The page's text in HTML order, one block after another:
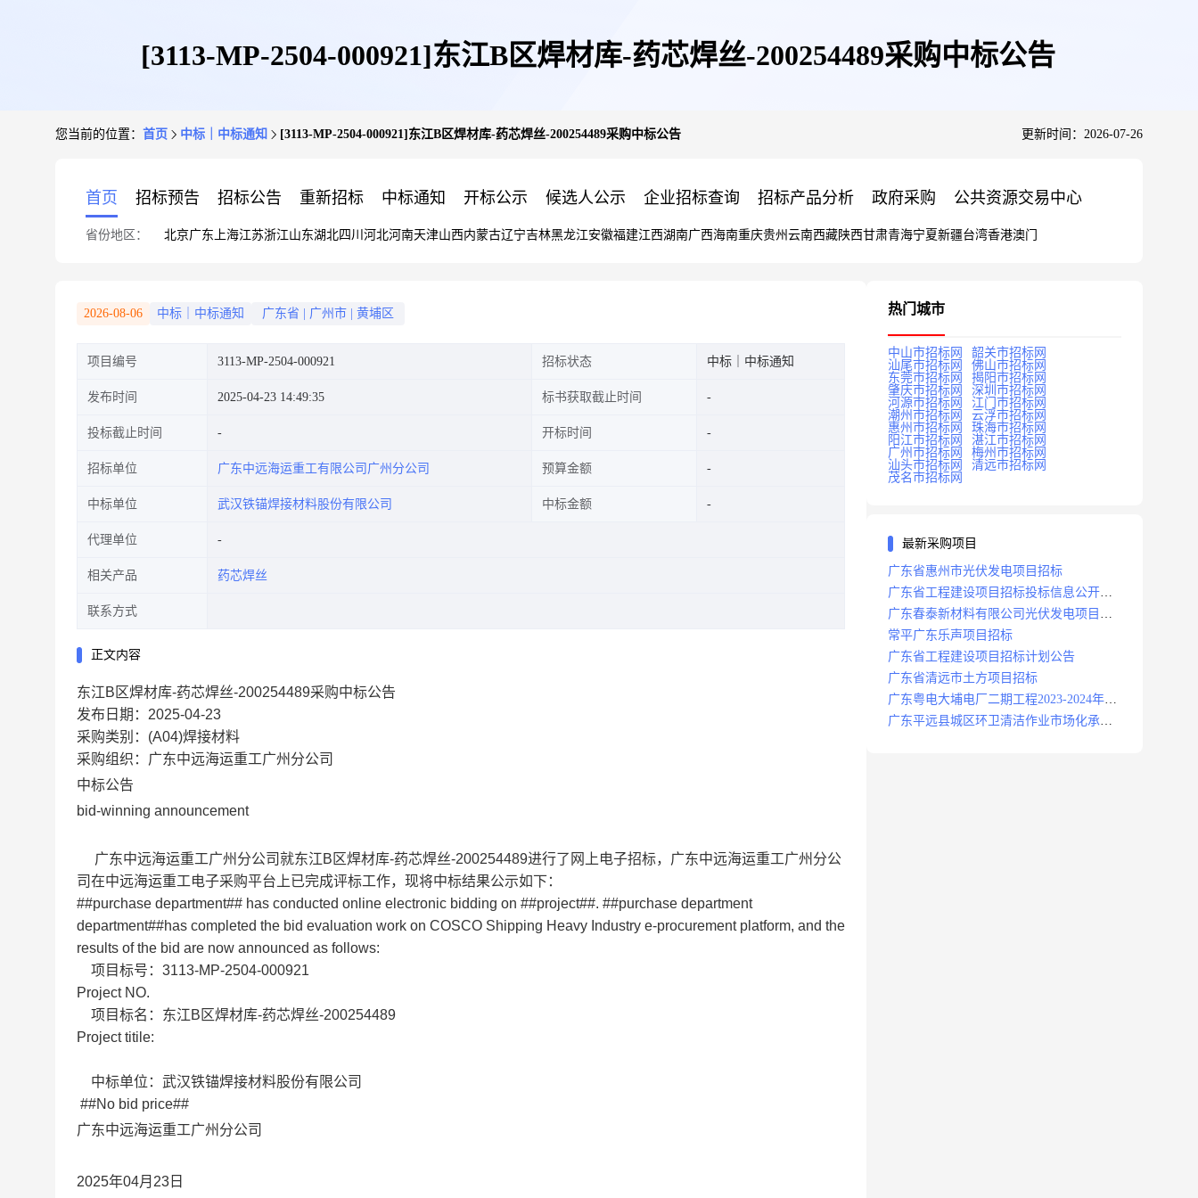
[3113-MP-2504-000921]东江B区焊材库-药芯焊丝-200254489采购中标公告
您当前的位置： 首页 中标｜中标通知 [3113-MP-2504-000921]东江B区焊材库-药芯焊丝-200254489采购中标公告 更新时间：2026-07-26
首页 招标预告 招标公告 重新招标 中标通知 开标公示 候选人公示 企业招标查询 招标产品分析 政府采购 公共资源交易中心
省份地区： 北京广东 上海江苏浙江山东湖北四川 河北河南天津山西内蒙古辽宁吉林黑龙江安徽福建江西湖南广西海南重庆贵州 云南西藏陕西甘肃青海宁夏新疆台湾香港澳门
2026-08-06 中标｜中标通知 广东省 广州市 黄埔区
项目编号 3113-MP-2504-000921 招标状态 中标｜中标通知
发布时间 2025-04-23 14:49:35 标书获取截止时间
投标截止时间 开标时间
招标单位 广东中远海运重工有限公司广州分公司 预算金额
中标单位 武汉铁锚焊接材料股份有限公司 中标金额
代理单位
相关产品 药芯焊丝
联系方式
正文内容
东江B区焊材库-药芯焊丝-200254489采购中标公告
发布日期：2025-04-23
采购类别：(A04)焊接材料
采购组织：广东中远海运重工广州分公司
中标公告
bid-winning announcement
广东中远海运重工广州分公司就东江B区焊材库-药芯焊丝-200254489进行了网上电子招标，广东中远海运重工广州分公
司在中远海运重工电子采购平台上已完成评标工作，现将中标结果公示如下：
##purchase department## has conducted online electronic bidding on ##project##. ##purchase department
department##has completed the bid evaluation work on COSCO Shipping Heavy Industry e-procurement platform, and the
results of the bid are now announced as follows:
项目标号：3113-MP-2504-000921
Project NO.
项目标名：东江B区焊材库-药芯焊丝-200254489
Project titile:
中标单位：武汉铁锚焊接材料股份有限公司
##No bid price##
广东中远海运重工广州分公司
2025年04月23日
热门城市
中山市招标网
韶关市招标网
汕尾市招标网
佛山市招标网
东莞市招标网
揭阳市招标网
肇庆市招标网
深圳市招标网
河源市招标网
江门市招标网
潮州市招标网
云浮市招标网
惠州市招标网
珠海市招标网
阳江市招标网
湛江市招标网
广州市招标网
梅州市招标网
汕头市招标网
清远市招标网
茂名市招标网
最新采购项目
广东省惠州市光伏发电项目招标
广东省工程建设项目招标投标信息公开目
录
广东春泰新材料有限公司光伏发电项目招
标
常平广东乐声项目招标
广东省工程建设项目招标计划公告
广东省清远市土方项目招标
广东粤电大埔电厂二期工程2023-2024年度
安保服务项目招标公告
广东平远县城区环卫清洁作业市场化承包